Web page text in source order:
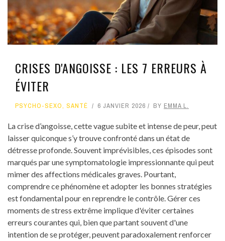
CRISES D'ANGOISSE : LES 7 ERREURS À
ÉVITER
PSYCHO-SEXO, SANTÉ 6 JANVIER 2026 BY EMMA L.
La crise d’angoisse, cette vague subite et intense de peur, peut
laisser quiconque s’y trouve confronté dans un état de
détresse profonde. Souvent imprévisibles, ces épisodes sont
marqués par une symptomatologie impressionnante qui peut
mimer des affections médicales graves. Pourtant,
comprendre ce phénomène et adopter les bonnes stratégies
est fondamental pour en reprendre le contrôle. Gérer ces
moments de stress extrême implique d'éviter certaines
erreurs courantes qui, bien que partant souvent d'une
intention de se protéger, peuvent paradoxalement renforcer